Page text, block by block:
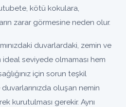
kötü kokulara,
zarar görmesine neden olur.
duvarlardaki, zemin ve
ideal seviyede olmaması hem
için sorun teşkil
oluşan nemin
kurutulması gerekir. Aynı